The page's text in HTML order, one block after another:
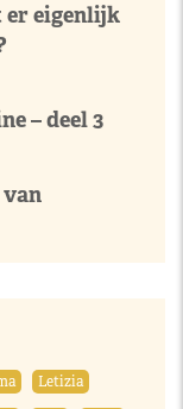
er eigenlijk
– deel 3
van
Letizia